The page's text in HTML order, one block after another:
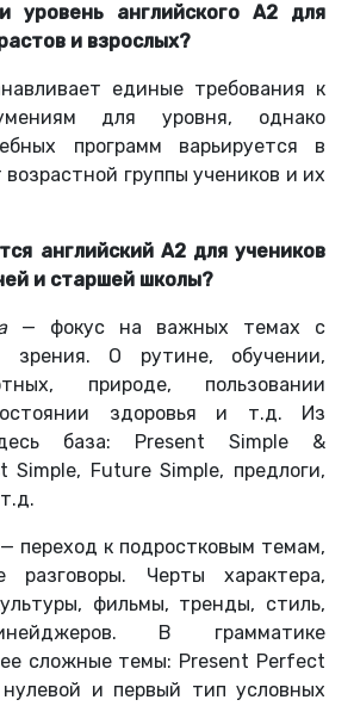
уровень английского A2 для
и взрослых?
единые требования к
для уровня, однако
программ варьируется в
группы учеников и их
английский A2 для учеников
и старшей школы?
— фокус на важных темах с
зрения. О рутине, обучении,
природе, пользовании
здоровья и т.д. Из
база: Present Simple &
Simple, Future Simple, предлоги,
переход к подростковым темам,
разговоры. Черты характера,
фильмы, тренды, стиль,
В грамматике
сложные темы: Present Perfect
и первый тип условных